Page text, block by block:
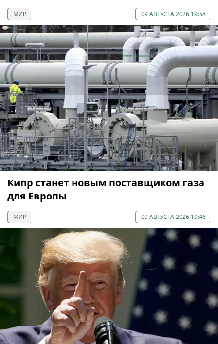
МИР 09 АВГУСТА 2026 19:58
Кипр станет новым поставщиком газа
для Европы
МИР 09 АВГУСТА 2026 19:46